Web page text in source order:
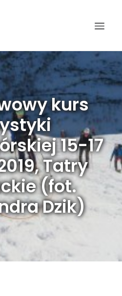
kurs
15-17
Tatry
(fot.
Dzik)